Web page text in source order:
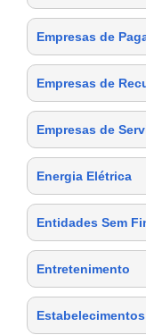
Empresas de
Empresas de
Empresas de
Energia Elétrica
Entidades Sem
Entretenimento